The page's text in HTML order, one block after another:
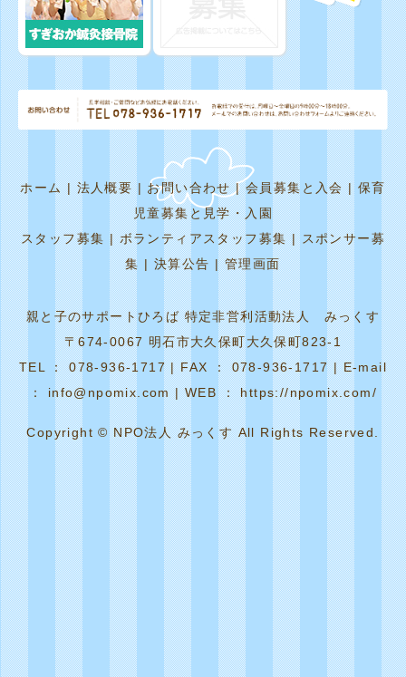
ホーム|法人概要| お問い合わせ|会員募集と入会|保育
児童募集と見学・入園
スタッフ募集 |ボランティアスタッフ募集|スポンサー募
集 |決算公告 |管理画面
親と子のサポートひろば 特定非営利活動法人 みっくす
〒674-0067 明石市大久保町大久保町823-1
TEL ： 078-936-1717 | FAX ： 078-936-1717 | E-mail
： info@npomix.com | WEB ： https://npomix.com/
Copyright © NPO法人 みっくす All Rights Reserved.